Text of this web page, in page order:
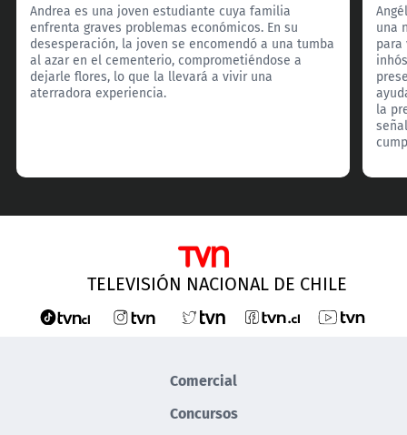
Andrea es una joven estudiante cuya familia
enfrenta graves problemas económicos. En su
desesperación, la joven se encomendó a una tumba
al azar en el cementerio, comprometiéndose a
dejarle flores, lo que la llevará a vivir una
aterradora experiencia.
una
la
TELEVISIÓN NACIONAL DE CHILE
Comercial
Concursos